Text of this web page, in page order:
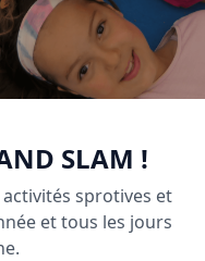
SLAM !
sprotives et
et tous les jours